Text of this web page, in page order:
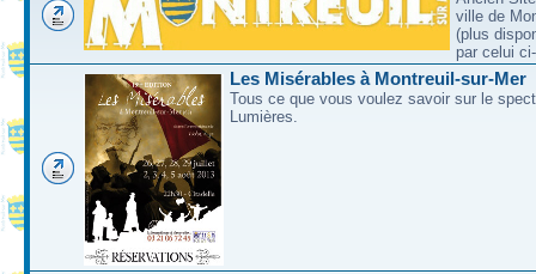
ville de
(plus
par celui
Les Misérables à Montreuil-sur-Mer
Tous ce que vous voulez savoir sur le
Lumières.